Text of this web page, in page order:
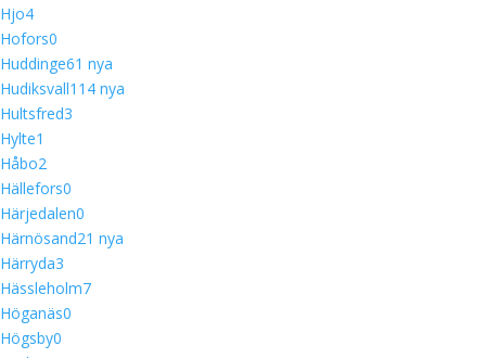
Hjo4
Hofors0
Huddinge61 nya
Hudiksvall11 4 nya
Hultsfred3
Hylte1
Håbo2
Hällefors0
Härjedalen0
Härnösand21 nya
Härryda3
Hässleholm7
Höganäs0
Högsby0